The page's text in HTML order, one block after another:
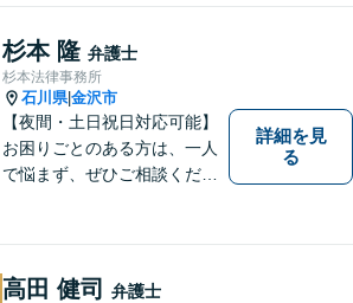
杉本 隆 弁護士
杉本法律事務所
石川県|金沢市
【夜間・土日祝日対応可能】
お困りごとのある方は、一人
で悩まず、ぜひご相談くださ
さい（相談料：１時間５5００
円(税込））
詳細を見
る
高田 健司 弁護士